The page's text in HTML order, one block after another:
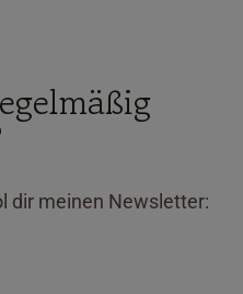
dir meinen Newsletter: